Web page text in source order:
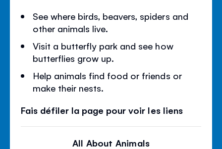
See where birds, beavers, spiders and
other animals live.
Visit a butterfly park and see how
butterflies grow up.
Help animals find food or friends or
make their nests.
Fais défiler la page pour voir les liens
All About Animals